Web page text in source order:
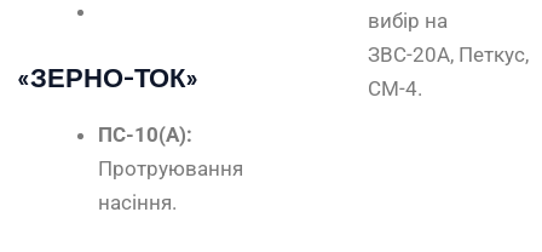
«ЗЕРНО-ТОК»
ПС-10(А):
Протруювання
насіння.
вибір на
ЗВС-20А, Петкус,
СМ-4.